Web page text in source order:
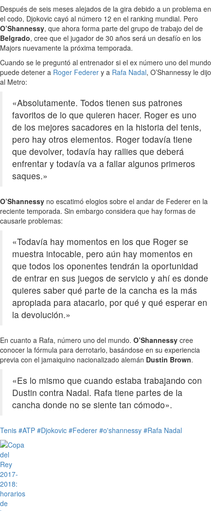
Después de seis meses alejados de la gira debido a un problema en
el codo, Djokovic cayó al número 12 en el ranking mundial. Pero
O’Shannessy, que ahora forma parte del grupo de trabajo del de
Belgrado, cree que el jugador de 30 años será un desafío en los
Majors nuevamente la próxima temporada.
Cuando se le preguntó al entrenador si el ex número uno del mundo
puede detener a Roger Federer y a Rafa Nadal, O’Shannessy le dijo
al Metro:
«Absolutamente. Todos tienen sus patrones
favoritos de lo que quieren hacer. Roger es uno
de los mejores sacadores en la historia del tenis,
pero hay otros elementos. Roger todavía tiene
que devolver, todavía hay rallies que deberá
enfrentar y todavía va a fallar algunos primeros
saques.»
O’Shannessy no escatimó elogios sobre el andar de Federer en la
reciente temporada. Sin embargo considera que hay formas de
causarle problemas:
«Todavía hay momentos en los que Roger se
muestra intocable, pero aún hay momentos en
que todos los oponentes tendrán la oportunidad
de entrar en sus juegos de servicio y ahí es donde
quieres saber qué parte de la cancha es la más
apropiada para atacarlo, por qué y qué esperar en
la devolución.»
En cuanto a Rafa, número uno del mundo. O’Shannessy cree
conocer la fórmula para derrotarlo, basándose en su experiencia
previa con el jamaiquino nacionalizado alemán Dustin Brown.
«Es lo mismo que cuando estaba trabajando con
Dustin contra Nadal. Rafa tiene partes de la
cancha donde no se siente tan cómodo».
Tenis #ATP #Djokovic #Federer #o'shannessy #Rafa Nadal